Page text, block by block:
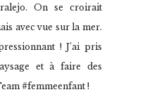
On se croirait
avec vue sur la mer.
! J’ai pris
et à faire des
#femmeenfant !